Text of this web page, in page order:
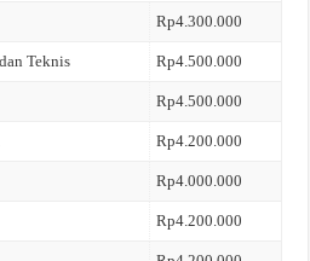
Rp4.300.000
Teknis Rp4.500.000
Rp4.500.000
Rp4.200.000
Rp4.000.000
Rp4.200.000